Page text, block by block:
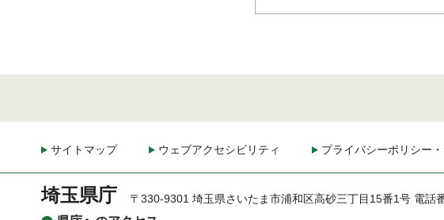
サイトマップ ウェブアクセシビリティ プライバシーポリシー
埼玉県庁 〒330-9301 埼玉県さいたま市浦和区高砂三丁目15番1号 電話